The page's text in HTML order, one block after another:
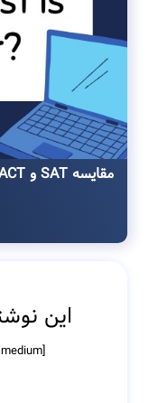
مقایسه SAT و ACT: کدام آزمون مناسبتر است؟
این
[yasr_visitor_votes size=”medium”]